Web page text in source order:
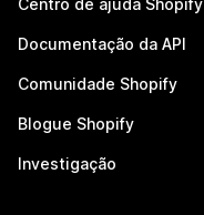
Centro de ajuda Shopify
Documentação da API
Comunidade Shopify
Blogue Shopify
Investigação